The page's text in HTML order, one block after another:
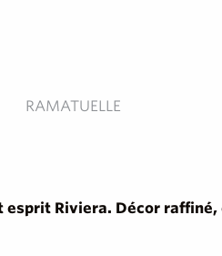
RAMATUELLE
esprit Riviera. Décor